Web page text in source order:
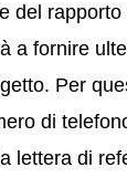
del
a fornire
Per
di
lettera di